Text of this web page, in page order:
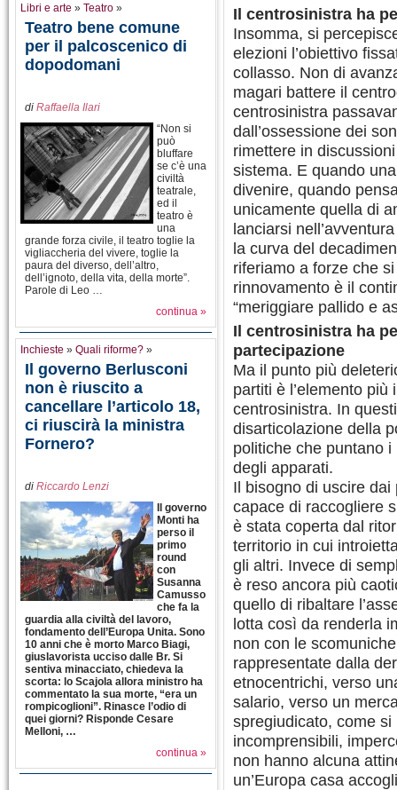
Libri e arte » Teatro »
Teatro bene comune
per il palcoscenico di
dopodomani
di Raffaella Ilari
“Non si
può
bluffare
se c’è una
civiltà
teatrale,
ed il
teatro è
una
grande forza civile, il teatro toglie la
vigliaccheria del vivere, toglie la
paura del diverso, dell’altro,
dell’ignoto, della vita, della morte”.
Parole di Leo …
continua »
Inchieste » Quali riforme? »
Il governo Berlusconi
non è riuscito a
cancellare l’articolo 18,
ci riuscirà la ministra
Fornero?
di Riccardo Lenzi
Il governo
Monti ha
perso il
primo
round
con
Susanna
Camusso
che fa la
guardia alla civiltà del lavoro,
fondamento dell’Europa Unita. Sono
10 anni che è morto Marco Biagi,
giuslavorista ucciso dalle Br. Si
sentiva minacciato, chiedeva la
scorta: lo Scajola allora ministro ha
commentato la sua morte, “era un
rompicoglioni”. Rinasce l’odio di
quei giorni? Risponde Cesare
Melloni, …
continua »
Il centrosinistra ha
Insomma, si
elezioni l’obiettivo
collasso. Non di
magari battere il
centrosinistra
dall’ossessione dei
rimettere in
sistema. E quando
divenire, quando
unicamente quella di
lanciarsi
la curva del
riferiamo a forze che
rinnovamento è il
“meriggiare pallido e
Il centrosinistra ha
partecipazione
Ma il punto più
partiti è l’elemento
centrosinistra. In
disarticolazione della
politiche che puntano
degli apparati.
Il bisogno di uscire
capace di raccogliere
è stata coperta dal
territorio in cui
gli altri. Invece di
è reso ancora più
quello di ribaltare
lotta così da renderla
non con le
rappresentate dalla
etnocentrichi, verso
salario, verso un
spregiudicato, come
incomprensibili,
non hanno alcuna
un’Europa casa